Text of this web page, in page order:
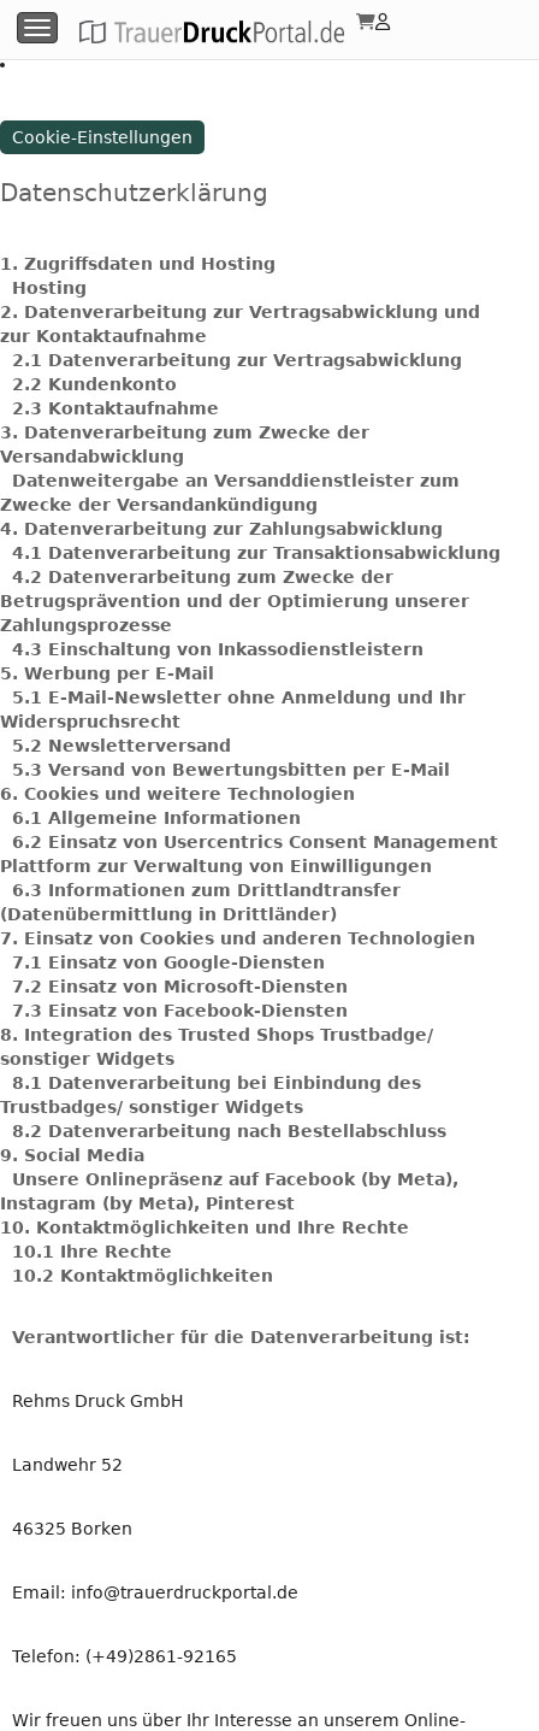
Menü umschalten
Cookie-Einstellungen
Datenschutzerklärung
1. Zugriffsdaten und Hosting
Hosting
2. Datenverarbeitung zur Vertragsabwicklung und
zur Kontaktaufnahme
2.1 Datenverarbeitung zur Vertragsabwicklung
2.2 Kundenkonto
2.3 Kontaktaufnahme
3. Datenverarbeitung zum Zwecke der
Versandabwicklung
Datenweitergabe an Versanddienstleister zum
Zwecke der Versandankündigung
4. Datenverarbeitung zur Zahlungsabwicklung
4.1 Datenverarbeitung zur Transaktionsabwicklung
4.2 Datenverarbeitung zum Zwecke der
Betrugsprävention und der Optimierung unserer
Zahlungsprozesse
4.3 Einschaltung von Inkassodienstleistern
5. Werbung per E-Mail
5.1 E-Mail-Newsletter ohne Anmeldung und Ihr
Widerspruchsrecht
5.2 Newsletterversand
5.3 Versand von Bewertungsbitten per E-Mail
6. Cookies und weitere Technologien
6.1 Allgemeine Informationen
6.2 Einsatz von Usercentrics Consent Management
Plattform zur Verwaltung von Einwilligungen
6.3 Informationen zum Drittlandtransfer
(Datenübermittlung in Drittländer)
7. Einsatz von Cookies und anderen Technologien
7.1 Einsatz von Google-Diensten
7.2 Einsatz von Microsoft-Diensten
7.3 Einsatz von Facebook-Diensten
8. Integration des Trusted Shops Trustbadge/
sonstiger Widgets
8.1 Datenverarbeitung bei Einbindung des
Trustbadges/ sonstiger Widgets
8.2 Datenverarbeitung nach Bestellabschluss
9. Social Media
Unsere Onlinepräsenz auf Facebook (by Meta),
Instagram (by Meta), Pinterest
10. Kontaktmöglichkeiten und Ihre Rechte
10.1 Ihre Rechte
10.2 Kontaktmöglichkeiten
Verantwortlicher für die Datenverarbeitung ist:
Rehms Druck GmbH
Landwehr 52
46325 Borken
Email: info@trauerdruckportal.de
Telefon: (+49)2861-92165
Wir freuen uns über Ihr Interesse an unserem Online-